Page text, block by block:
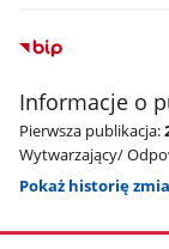
Informacje o
Pierwsza publikacja:
Wytwarzający/
Pokaż historię